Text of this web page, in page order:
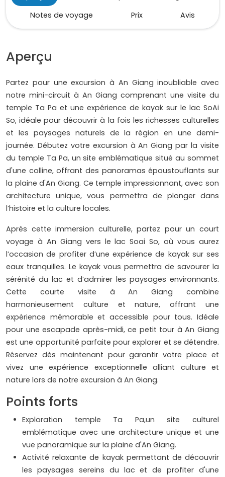
Notes de voyage
Prix Avis
Aperçu
Partez pour une excursion à An Giang inoubliable avec
notre mini-circuit à An Giang comprenant une visite du
temple Ta Pa et une expérience de kayak sur le lac SoAi
So, idéale pour découvrir à la fois les richesses culturelles
et les paysages naturels de la région en une demi-
journée. Débutez votre excursion à An Giang par la visite
du temple Ta Pa, un site emblématique situé au sommet
d'une colline, offrant des panoramas époustouflants sur
la plaine d'An Giang. Ce temple impressionnant, avec son
architecture unique, vous permettra de plonger dans
l’histoire et la culture locales.
Après cette immersion culturelle, partez pour un court
voyage à An Giang vers le lac Soai So, où vous aurez
l’occasion de profiter d’une expérience de kayak sur ses
eaux tranquilles. Le kayak vous permettra de savourer la
sérénité du lac et d’admirer les paysages environnants.
Cette courte visite à An Giang combine
harmonieusement culture et nature, offrant une
expérience mémorable et accessible pour tous. Idéale
pour une escapade après-midi, ce petit tour à An Giang
est une opportunité parfaite pour explorer et se détendre.
Réservez dès maintenant pour garantir votre place et
vivez une expérience exceptionnelle alliant culture et
nature lors de notre excursion à An Giang.
Points forts
Exploration temple Ta Pa,un site culturel
emblématique avec une architecture unique et une
vue panoramique sur la plaine d'An Giang.
Activité relaxante de kayak permettant de découvrir
les paysages sereins du lac et de profiter d'une